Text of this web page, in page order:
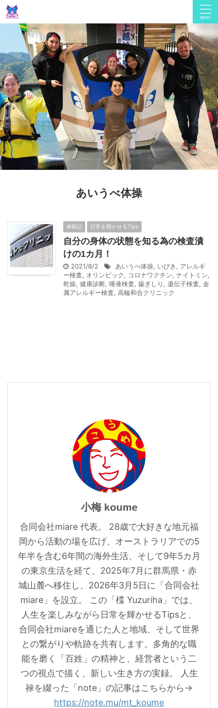
あいうべ体操
体験記 日常を輝かせるTips
自分の身体の状態を知る為の検査漬
けの1カ月！
2021/8/2 あいうべ体操, いびき , アレルギ
ー検査, オリンピック, コロナワクチン, ナイトミン,
乾燥, 健康診断, 唾液検査, 歯ぎしり , 遺伝子検査, 金
属アレルギー検査, 高輪和合クリニック
小梅 koume
合同会社miare 代表。 28歳で大好きな地元福
岡から活動の場を広げ、オーストラリアでの5
年半を含む6年間の海外生活、そして9年5カ月
の東京生活を経て、2025年7月に群馬県・赤
城山麓へ移住し、2026年3月5日に「合同会社
miare」を設立。 この「楪 Yuzuriha」では、
人生を楽しみながら日常を輝かせるTipsと、
合同会社miareを通じた人と地域、そして世界
との繋がりや軌跡を共有します。多角的な職
能を磨く「百姓」の精神と、経営者という二
つの視点で描く、新しい生き方の実録。 人生
禄を綴った「note」の記事はこちらから→
https://note.mu/mt_koume